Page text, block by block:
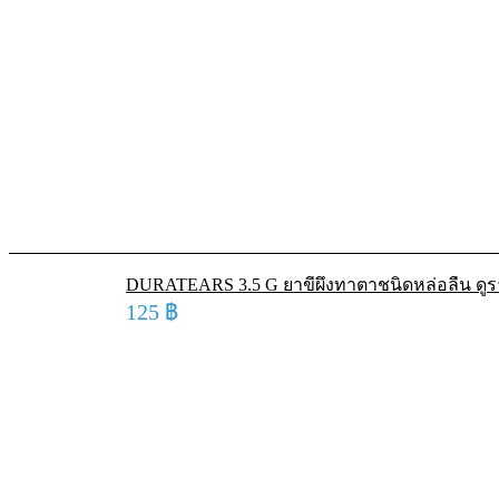
DURATEARS 3.5 G ยาขี้ผึ้งทาตาชนิดหล่อลื่น ดูร
125 ฿